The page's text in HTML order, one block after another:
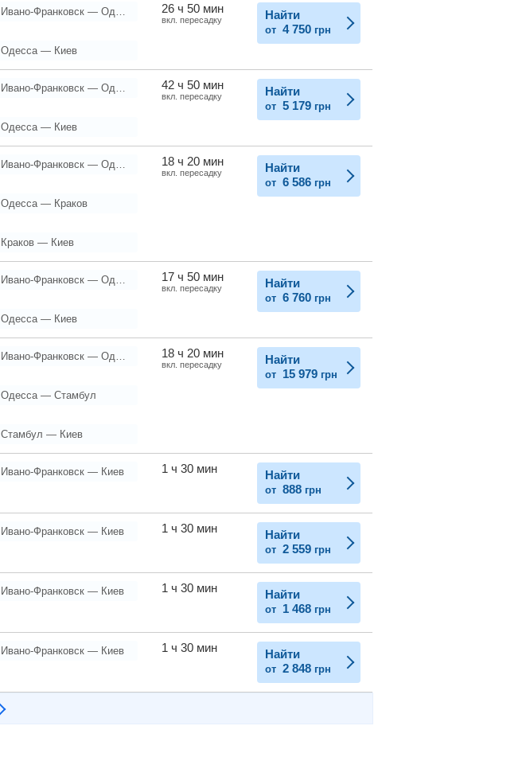
Одесса — Киев
26 ч 50 мин
вкл. пересадку Найти
от 4 750 грн
Одесса — Киев
42 ч 50 мин
вкл. пересадку Найти
от 5 179 грн
Одесса — Краков
Краков — Киев
18 ч 20 мин
вкл. пересадку Найти
от 6 586 грн
Одесса — Киев
17 ч 50 мин
вкл. пересадку Найти
от 6 760 грн
Одесса — Стамбул
Стамбул — Киев
18 ч 20 мин
вкл. пересадку Найти
от 15 979 грн
Ивано-Франковск — Киев 1 ч 30 мин Найти
от 888 грн
Ивано-Франковск — Киев 1 ч 30 мин Найти
от 2 559 грн
Ивано-Франковск — Киев 1 ч 30 мин Найти
от 1 468 грн
Ивано-Франковск — Киев 1 ч 30 мин Найти
от 2 848 грн